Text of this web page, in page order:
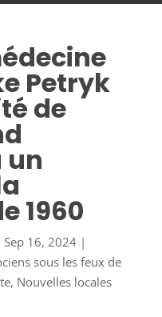
Petryk
de
un
1960
Sep 16, 2024|
sous les feux de
, Nouvelles locales